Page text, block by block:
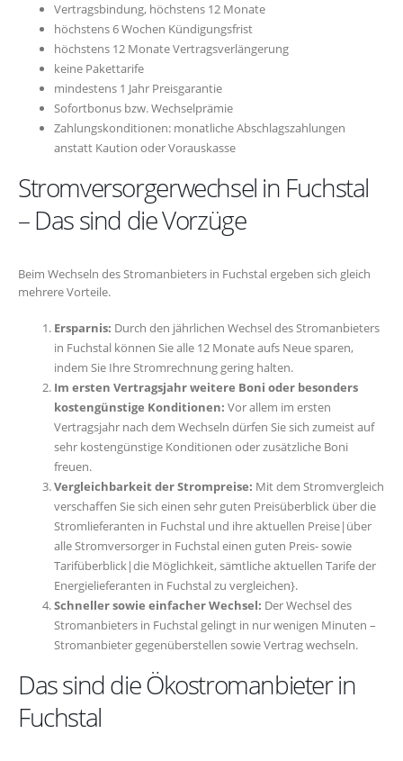
Vertragsbindung, höchstens 12 Monate
höchstens 6 Wochen Kündigungsfrist
höchstens 12 Monate Vertragsverlängerung
keine Pakettarife
mindestens 1 Jahr Preisgarantie
Sofortbonus bzw. Wechselprämie
Zahlungskonditionen: monatliche Abschlagszahlungen
anstatt Kaution oder Vorauskasse
Stromversorgerwechsel in Fuchstal
– Das sind die Vorzüge
Beim Wechseln des Stromanbieters in Fuchstal ergeben sich gleich
mehrere Vorteile.
Ersparnis: Durch den jährlichen Wechsel des Stromanbieters
in Fuchstal können Sie alle 12 Monate aufs Neue sparen,
indem Sie Ihre Stromrechnung gering halten.
Im ersten Vertragsjahr weitere Boni oder besonders
kostengünstige Konditionen: Vor allem im ersten
Vertragsjahr nach dem Wechseln dürfen Sie sich zumeist auf
sehr kostengünstige Konditionen oder zusätzliche Boni
freuen.
Vergleichbarkeit der Strompreise: Mit dem Stromvergleich
verschaffen Sie sich einen sehr guten Preisüberblick über die
Stromlieferanten in Fuchstal und ihre aktuellen Preise|über
alle Stromversorger in Fuchstal einen guten Preis- sowie
Tarifüberblick|die Möglichkeit, sämtliche aktuellen Tarife der
Energielieferanten in Fuchstal zu vergleichen}.
Schneller sowie einfacher Wechsel: Der Wechsel des
Stromanbieters in Fuchstal gelingt in nur wenigen Minuten –
Stromanbieter gegenüberstellen sowie Vertrag wechseln.
Das sind die Ökostromanbieter in
Fuchstal